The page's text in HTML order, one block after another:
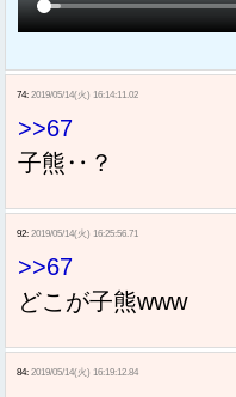
74: 2019/05/14(火) 16:14:11.02
>>67
子熊‥？
92: 2019/05/14(火) 16:25:56.71
>>67
どこが子熊www
84: 2019/05/14(火) 16:19:12.84